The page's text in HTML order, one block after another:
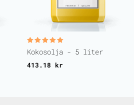
Betygsatt
5.00
Kokosolja - 5 liter
413.18 kr